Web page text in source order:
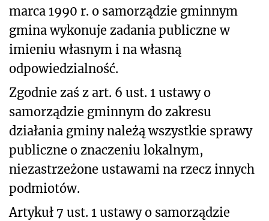
marca 1990 r. o samorządzie gminnym
gmina wykonuje zadania publiczne w
imieniu własnym i na własną
odpowiedzialność.
Zgodnie zaś z art. 6 ust. 1 ustawy o
samorządzie gminnym do zakresu
działania gminy należą wszystkie sprawy
publiczne o znaczeniu lokalnym,
niezastrzeżone ustawami na rzecz innych
podmiotów.
Artykuł 7 ust. 1 ustawy o samorządzie